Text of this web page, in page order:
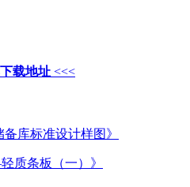
载地址 <<<
库标准设计样图》
质条板（一）》